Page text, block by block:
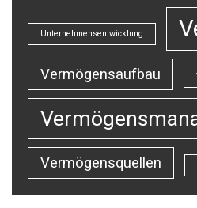
Unternehmensentwicklung
Vermögensaufbau
Vermögensquellen